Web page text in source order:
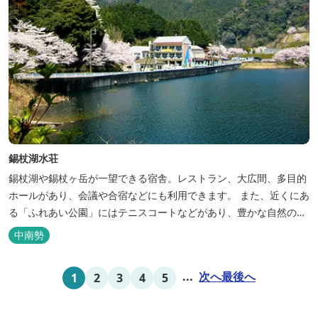
錫杖湖水荘
錫杖湖や錫杖ヶ岳が一望できる宿舎。レストラン、大広間、多目的
ホールがあり、会議や合宿などにも利用できます。 また、近くにあ
る「ふれあい公園」にはテニスコートなどがあり、豊かな自然の中
でのびのびと楽しむことができます。
中南勢
1 2 3 4 5 ... 次へ最後へ